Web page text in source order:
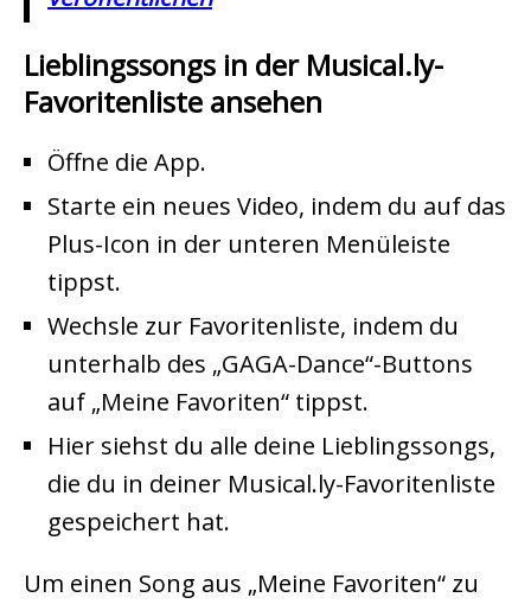
Lieblingssongs in der Musical.ly-
Favoritenliste ansehen
Öffne die App.
Starte ein neues Video, indem du auf das
Plus-Icon in der unteren Menüleiste
tippst.
Wechsle zur Favoritenliste, indem du
unterhalb des „GAGA-Dance“-Buttons
auf „Meine Favoriten“ tippst.
Hier siehst du alle deine Lieblingssongs,
die du in deiner Musical.ly-Favoritenliste
gespeichert hat.
Um einen Song aus „Meine Favoriten“ zu